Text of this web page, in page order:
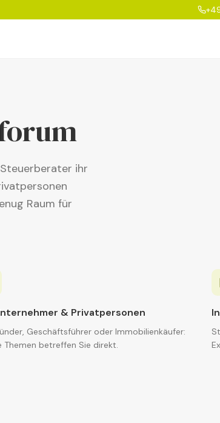
ihr
Raum für
& Privatpersonen
Geschäftsführer oder Immobilienkäufer:
Themen betreffen Sie direkt.